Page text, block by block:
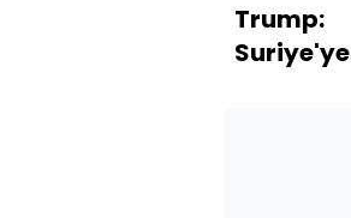
Trump:
Suriye'ye